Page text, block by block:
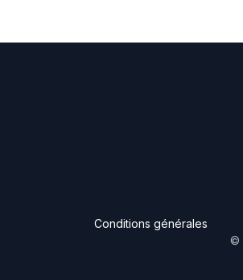
Conditions générales
©